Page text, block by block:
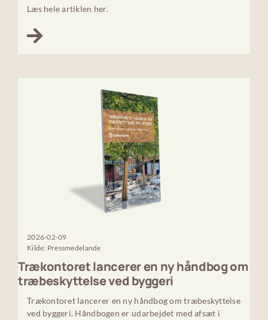
Læs hele artiklen her.
2026-02-09
Kilde: Pressmedelande
Trækontoret lancerer en ny håndbog om
træbeskyttelse ved byggeri
Trækontoret lancerer en ny håndbog om træbeskyttelse
ved byggeri. Håndbogen er udarbejdet med afsæt i